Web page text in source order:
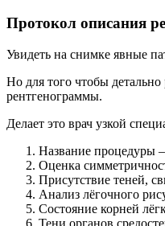
Протокол описания
Увидеть на снимке явные
Но для того чтобы
рентгенограммы.
Делает это врач узкой
Название процедуры
Оценка
Присутствие теней,
Анализ лёгочного
Состояние корней
Тени органов